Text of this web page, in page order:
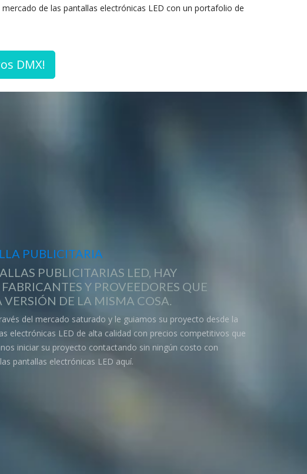
de las pantallas electrónicas LED con un portafolio de
DMX!
PUBLICITARIA
PUBLICITARIAS LED, HAY
Y PROVEEDORES QUE
DE LA MISMA COSA.
del mercado saturado y le guiamos su proyecto desde la
electrónicas LED de alta calidad con precios competitivos que
iniciar su proyecto contactando sin ningún costo con
pantallas electrónicas LED aquí.